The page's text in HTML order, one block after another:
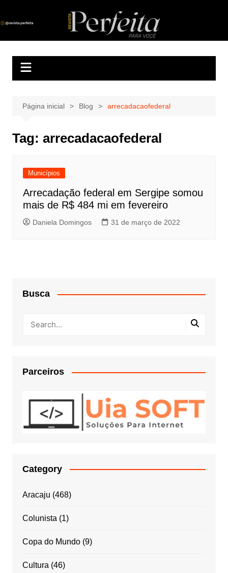
Revista Perfeita
A melhor revista eletrônica do interior de Sergipe
Página inicial Blog arrecadacaofederal
Tag: arrecadacaofederal
Municípios
Arrecadação federal em Sergipe somou
mais de R$ 484 mi em fevereiro
Daniela Domingos 31 de março de 2022
Busca
Parceiros
Category
Aracaju (468)
Colunista (1)
Copa do Mundo(9)
Cultura (46)